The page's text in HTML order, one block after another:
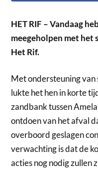
HET RIF – Vandaag
meegeholpen met het
Het Rif.
Met ondersteuning van
lukte het hen in korte
zandbank tussen
ontdoen van het afval
overboord geslagen
verwachting is dat de
acties nog nodig zullen